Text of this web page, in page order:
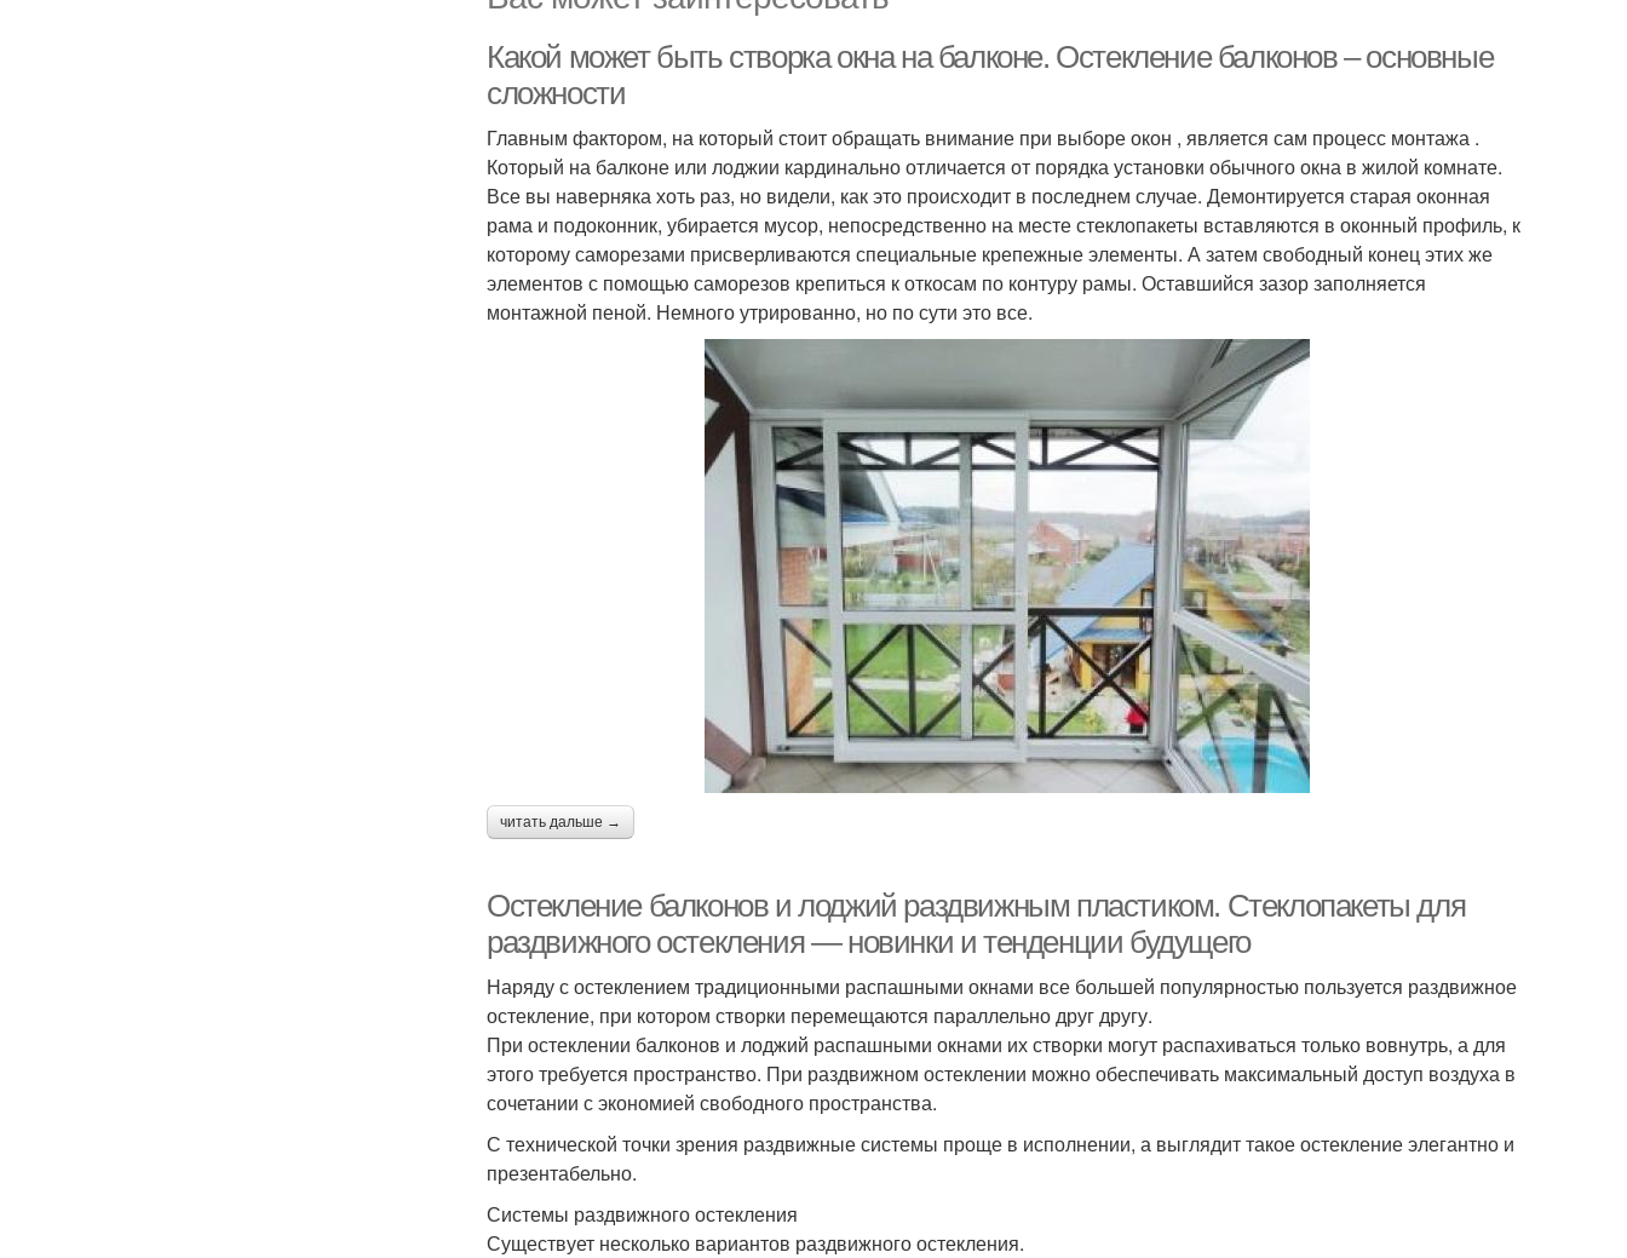
Какой может быть створка окна на балконе. Остекление балконов – основные
сложности
Главным фактором, на который стоит обращать внимание при выборе окон , является сам процесс монтажа .
Который на балконе или лоджии кардинально отличается от порядка установки обычного окна в жилой комнате.
Все вы наверняка хоть раз, но видели, как это происходит в последнем случае. Демонтируется старая оконная
рама и подоконник, убирается мусор, непосредственно на месте стеклопакеты вставляются в оконный профиль, к
которому саморезами присверливаются специальные крепежные элементы. А затем свободный конец этих же
элементов с помощью саморезов крепиться к откосам по контуру рамы. Оставшийся зазор заполняется
монтажной пеной. Немного утрированно, но по сути это все.
читать дальше →
Остекление балконов и лоджий раздвижным пластиком. Стеклопакеты для
раздвижного остекления — новинки и тенденции будущего
Наряду с остеклением традиционными распашными окнами все большей популярностью пользуется раздвижное
остекление, при котором створки перемещаются параллельно друг другу.
При остеклении балконов и лоджий распашными окнами их створки могут распахиваться только вовнутрь, а для
этого требуется пространство. При раздвижном остеклении можно обеспечивать максимальный доступ воздуха в
сочетании с экономией свободного пространства.
С технической точки зрения раздвижные системы проще в исполнении, а выглядит такое остекление элегантно и
презентабельно.
Системы раздвижного остекления
Существует несколько вариантов раздвижного остекления.